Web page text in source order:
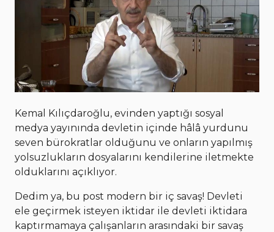
Kemal Kılıçdaroğlu, evinden yaptığı sosyal
medya yayınında devletin içinde hâlâ yurdunu
seven bürokratlar olduğunu ve onların yapılmış
yolsuzlukların dosyalarını kendilerine iletmekte
olduklarını açıklıyor.
Dedim ya, bu post modern bir iç savaş! Devleti
ele geçirmek isteyen iktidar ile devleti iktidara
kaptırmamaya çalışanların arasındaki bir savaş